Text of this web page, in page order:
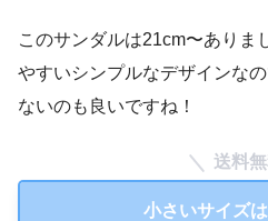
このサンダルは21cm〜ありま
やすいシンプルなデザインな
ないのも良いですね！
送料
小さいサイズ